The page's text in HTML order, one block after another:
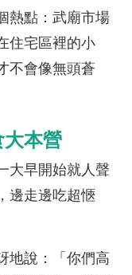
熱點：武廟市場
住宅區裡的小
不會像無頭蒼
本營
大早開始就人聲
邊走邊吃超愜
地說：「你們高